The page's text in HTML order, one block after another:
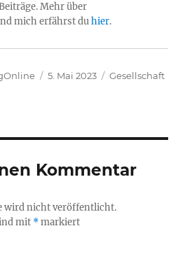
Mehr über
mich erfährst duhier.
Veröffentlicht
5. Mai 2023 Kategorien
Gesellschaft
Kommentar
wird nicht veröffentlicht.
mit *markiert